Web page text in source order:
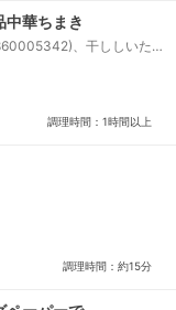
中華ちまき
、干ししいた
チャーシューの煮汁、◆
調理時間：1時間以上
調理時間：約15分